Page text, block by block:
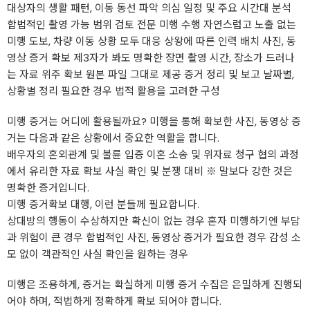
대상자의 생활 패턴, 이동 동선 파악 의심 일정 및 주요 시간대 분석
합법적인 촬영 가능 범위 검토 전문 미행 수행 자연스럽고 노출 없는
미행 도보, 차량 이동 상황 모두 대응 상왕에 따른 인력 배치 사진, 동
영상 증거 확보 제3자가 봐도 명확한 장면 촬영 시간, 장소가 드러나
는 자료 위주 확보 원본 파일 그대로 제공 증거 정리 및 보고 날짜별,
상황별 정리 필요한 경우 법적 활용을 고려한 구성
미행 증거는 어디에 활용될까요? 미행을 통해 확보한 사진, 동영상 증
거는 다음과 같은 상황에서 중요한 역활을 합니다.
배우자의 혼외관계 및 불륜 입증 이혼 소송 및 위자료 청구 협의 과정
에서 유리한 자료 확보 사실 확인 및 분쟁 대비 ※ 말보다 강한 것은
명확한 증거입니다.
미행 증거확보 대행, 이런 분들께 필요합니다.
상대방의 행동이 수상하지만 확신이 없는 경우 혼자 미행하기엔 부담
과 위험이 큰 경우 합법적인 사진, 동영상 증거가 필요한 경우 감성 소
모 없이 객관적인 사실 확인을 원하는 경우
미행은 조용하게, 증거는 확실하게 미행 증거 수집은 은밀하게 진행되
어야 하며, 적법하게 정확하게 확보 되어야 합니다.